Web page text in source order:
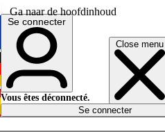
Ga naar de hoofdinhoud
Close menu
English
Deutsch
Español
Se connecter
Vous êtes déconnecté.
Se connecter